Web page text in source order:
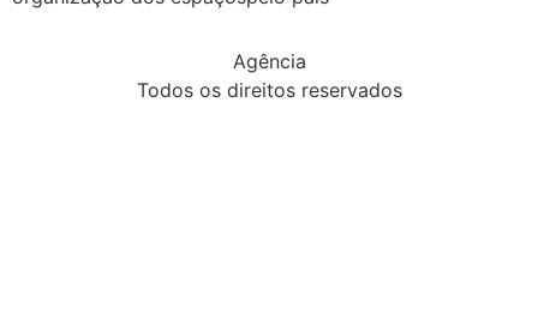
Agência
Todos os direitos reservados